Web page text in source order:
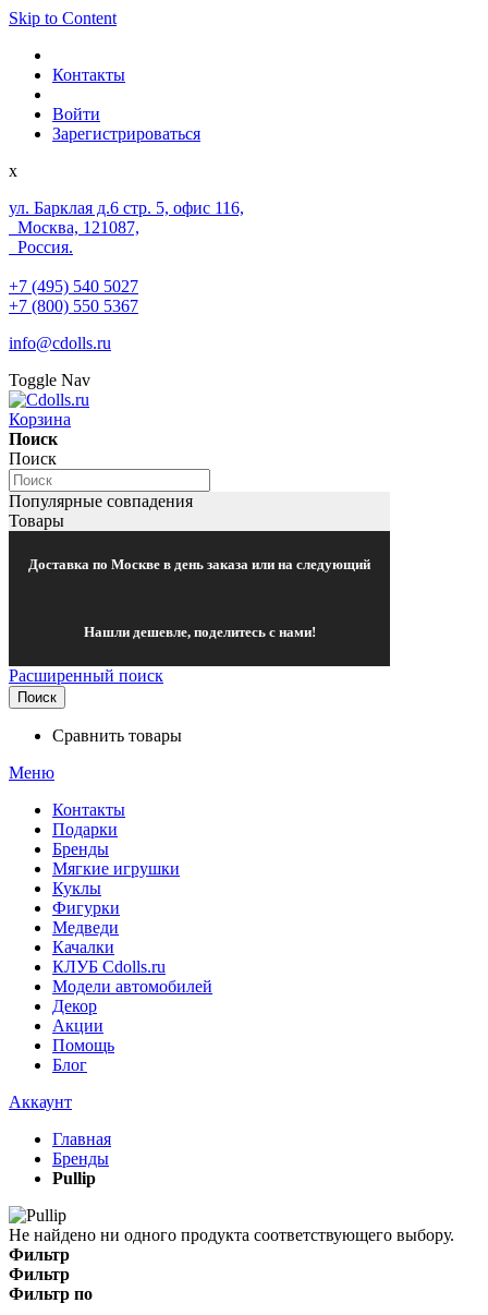
Skip to Content
Контакты
Войти
Зарегистрироваться
x
ул. Барклая д.6 стр. 5, офис 116,
Москва, 121087,
Россия.
+7 (495) 540 5027
+7 (800) 550 5367
info@cdolls.ru
Toggle Nav
Корзина
Поиск
Поиск
Популярные совпадения
Товары
Доставка по Москве в день заказа или на следующий
Нашли дешевле, поделитесь с нами!
Расширенный поиск
Поиск
Сравнить товары
Меню
Контакты
Подарки
Бренды
Мягкие игрушки
Куклы
Фигурки
Медведи
Качалки
КЛУБ Cdolls.ru
Модели автомобилей
Декор
Акции
Помощь
Блог
Аккаунт
Главная
Бренды
Pullip
Не найдено ни одного продукта соответствующего выбору.
Фильтр
Фильтр
Фильтр по